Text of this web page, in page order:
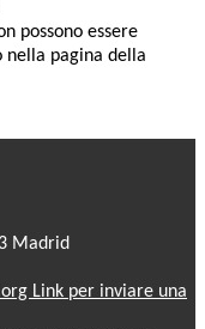
possono essere
nella pagina della
Madrid
Link per inviare una